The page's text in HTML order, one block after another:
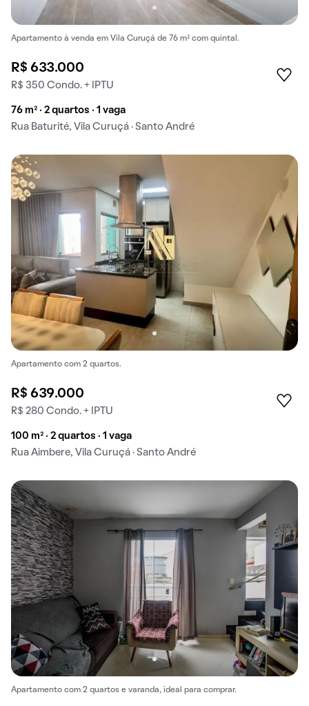
Apartamento à venda em Vila Curuçá de 76 m² com quintal.
R$ 633.000
R$ 350 Condo. + IPTU
76 m² · 2 quartos · 1 vaga
Rua Baturité, Vila Curuçá · Santo André
Apartamento com 2 quartos.
R$ 639.000
R$ 280 Condo. + IPTU
100 m² · 2 quartos · 1 vaga
Rua Aimbere, Vila Curuçá · Santo André
Apartamento com 2 quartos e varanda, ideal para comprar.